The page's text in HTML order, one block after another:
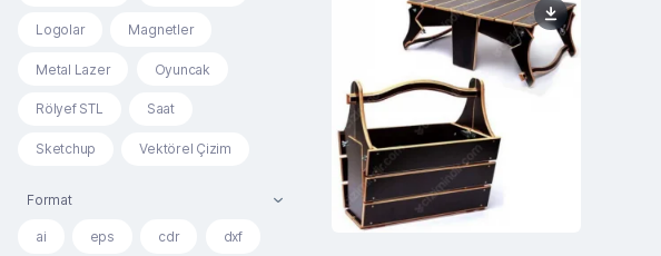
Logolar Magnetler
Metal Lazer Oyuncak
Rölyef STL Saat
Sketchup Vektörel Çizim
Format
ai eps cdr dxf